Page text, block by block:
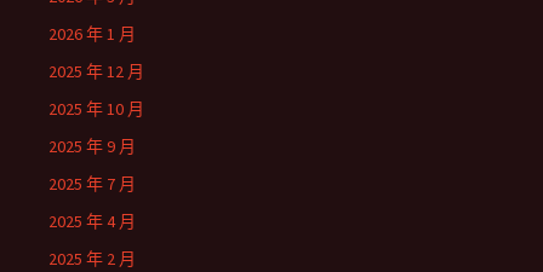
2026 年 1 月
2025 年 12 月
2025 年 10 月
2025 年 9 月
2025 年 7 月
2025 年 4 月
2025 年 2 月